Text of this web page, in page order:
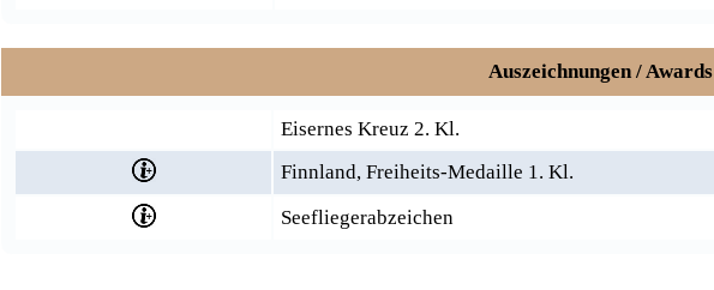
Auszeichnungen / Awards
Eisernes Kreuz 2. Kl.
Finnland, Freiheits-Medaille 1. Kl.
Seefliegerabzeichen